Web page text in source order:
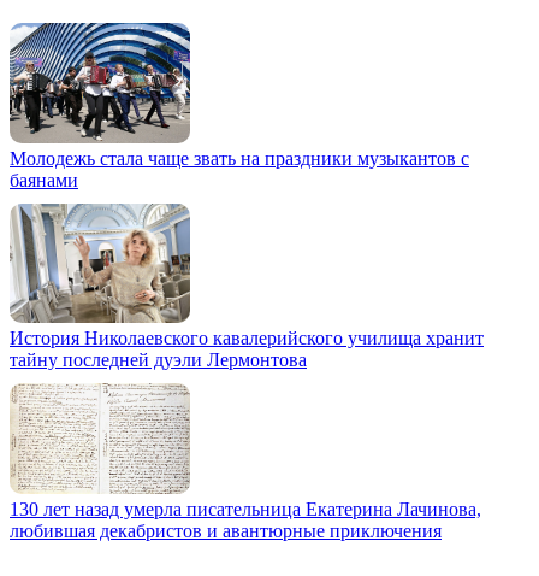
Молодежь стала чаще звать на праздники музыкантов с
баянами
История Николаевского кавалерийского училища хранит
тайну последней дуэли Лермонтова
130 лет назад умерла писательница Екатерина Лачинова,
любившая декабристов и авантюрные приключения